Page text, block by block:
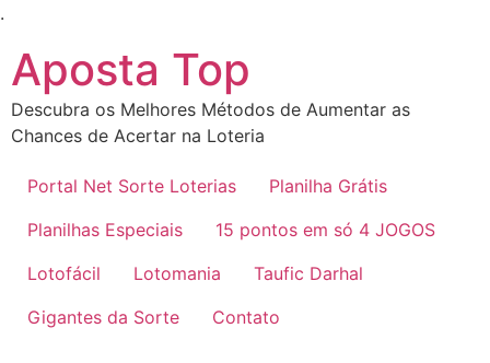
.
conteúdo
Aposta Top
Descubra os Melhores Métodos de Aumentar as
Chances de Acertar na Loteria
Portal Net Sorte Loterias
Planilha Grátis
Planilhas Especiais
15 pontos em só 4 JOGOS
Lotofácil
Lotomania
Taufic Darhal
Gigantes da Sorte
Contato